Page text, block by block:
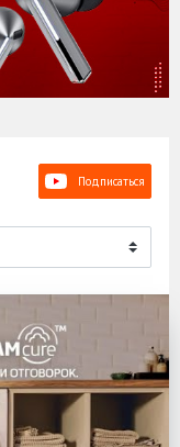
Подписаться